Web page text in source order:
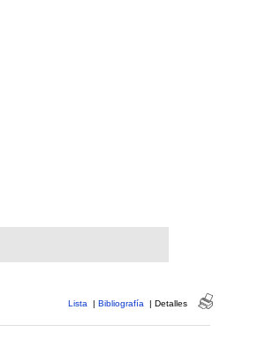
Lista | Bibliografía | Detalles